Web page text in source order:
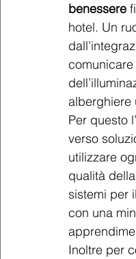
benessere
hotel. Un
alberghiere
Per questo
verso
utilizzare
qualità
sistemi per
con una
Inoltre per